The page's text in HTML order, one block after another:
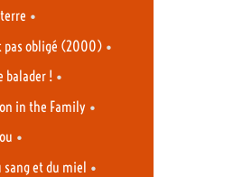
•
pas obligé (2000) •
balader ! •
in the Family •
•
sang et du miel •